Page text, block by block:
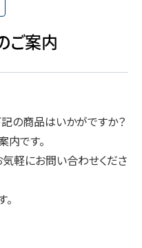
ご案内
の商品はいかがですか？
です。
軽にお問い合わせくださ